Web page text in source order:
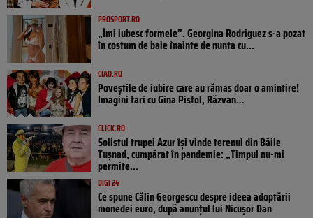
PROSPORT.RO
„Îmi iubesc formele”. Georgina Rodriguez s-a pozat
în costum de baie înainte de nunta cu...
CIAO.RO
Poveştile de iubire care au rămas doar o amintire!
Imagini tari cu Gina Pistol, Răzvan...
CLICK.RO
Solistul trupei Azur își vinde terenul din Băile
Tușnad, cumpărat în pandemie: „Timpul nu-mi
permite...
DIGI 24
Ce spune Călin Georgescu despre ideea adoptării
monedei euro, după anunțul lui Nicușor Dan